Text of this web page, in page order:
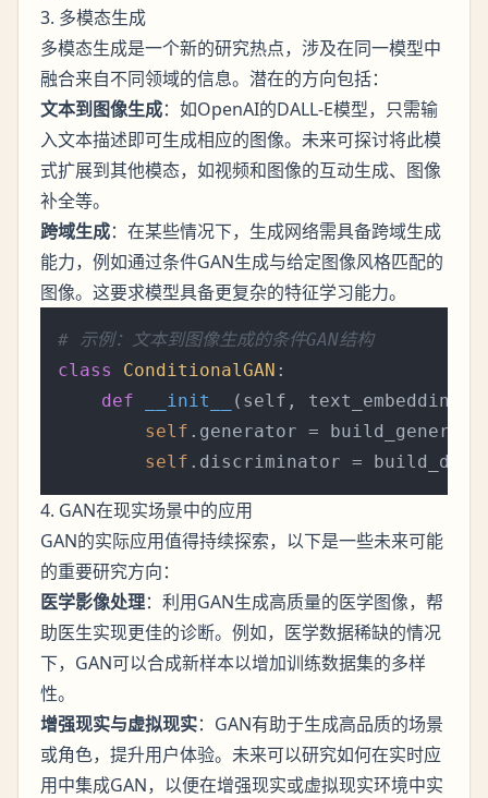
3. 多模态生成
多模态生成是一个新的研究热点，涉及在同一模型中
融合来自不同领域的信息。潜在的方向包括：
文本到图像生成：如OpenAI的DALL-E模型，只需输
入文本描述即可生成相应的图像。未来可探讨将此模
式扩展到其他模态，如视频和图像的互动生成、图像
补全等。
跨域生成：在某些情况下，生成网络需具备跨域生成
能力，例如通过条件GAN生成与给定图像风格匹配的
图像。这要求模型具备更复杂的特征学习能力。
# 示例：文本到图像生成的条件GAN结构
class
ConditionalGAN :
def
__init__ ( self,
self .generator =
self
4. GAN在现实场景中的应用
GAN的实际应用值得持续探索，以下是一些未来可能
的重要研究方向：
医学影像处理：利用GAN生成高质量的医学图像，帮
助医生实现更佳的诊断。例如，医学数据稀缺的情况
下，GAN可以合成新样本以增加训练数据集的多样
性。
增强现实与虚拟现实：GAN有助于生成高品质的场景
或角色，提升用户体验。未来可以研究如何在实时应
用中集成GAN，以便在增强现实或虚拟现实环境中实